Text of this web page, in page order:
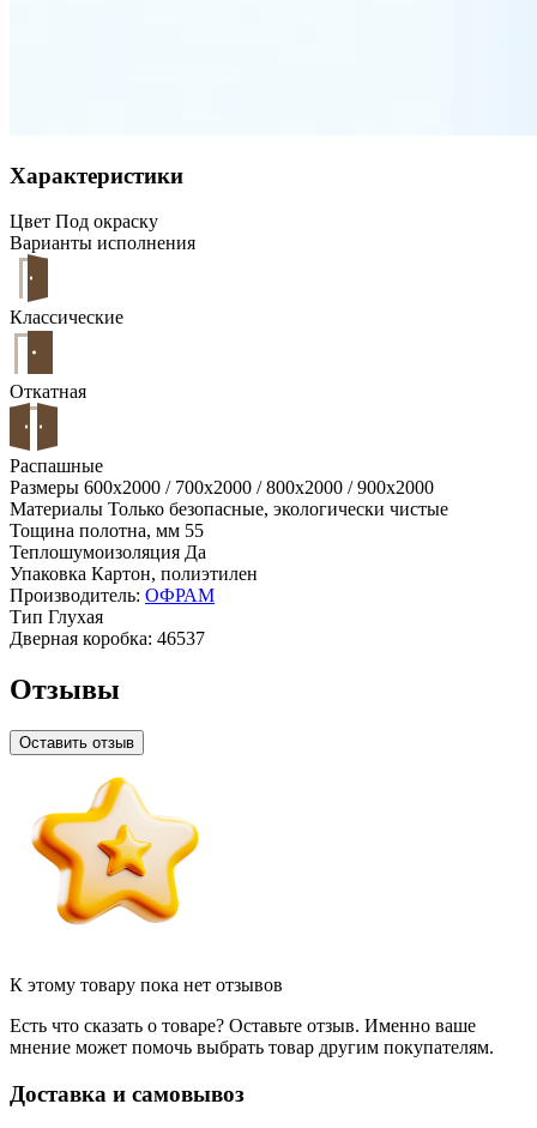
Характеристики
Цвет Под окраску
Варианты исполнения
Классические
Откатная
Распашные
Размеры 600x2000 / 700x2000 / 800x2000 / 900x2000
Материалы Только безопасные, экологически чистые
Тощина полотна, мм 55
Теплошумоизоляция Да
Упаковка Картон, полиэтилен
Производитель: ОФРАМ
Тип Глухая
Дверная коробка: 46537
Отзывы
Оставить отзыв
К этому товару пока нет отзывов
Есть что сказать о товаре? Оставьте отзыв. Именно ваше
мнение может помочь выбрать товар другим покупателям.
Доставка и самовывоз